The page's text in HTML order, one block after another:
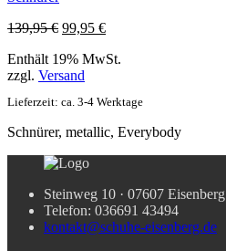
139,95€ Ursprünglicher
war:
139,95 €
99,95 €Aktueller
ist:
Enthält 19% MwSt.
zzgl. Versand
Lieferzeit: ca. 3-4 Werktage
Schnürer, metallic, Everybody
Steinweg 10 · 07607 Eisenberg
Telefon: 036691 43494
kontakt@schuhe-eisenberg.de